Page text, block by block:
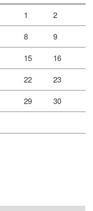
1 2
8 9
15 16
22 23
29 30